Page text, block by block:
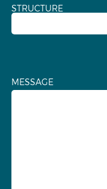
STRUCTURE
MESSAGE